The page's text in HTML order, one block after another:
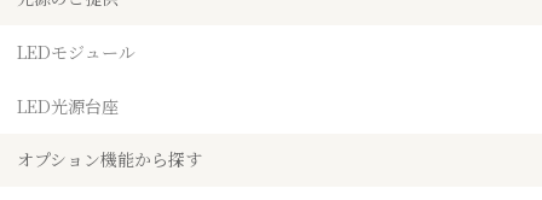
LEDモジュール
LED光源台座
オプション機能から探す